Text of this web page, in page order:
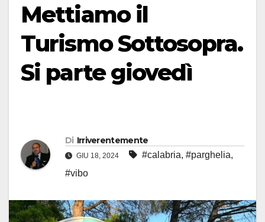
Mettiamo il
Turismo Sottosopra.
Si parte giovedì
Di Irriverentemente
GIU 18, 2024 #calabria, #parghelia,
#vibo